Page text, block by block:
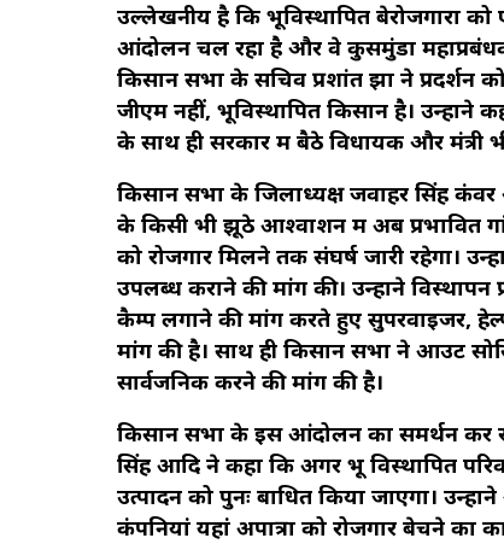
उल्लेखनीय है कि भूविस्थापित बेरोजगारों
आंदोलन चल रहा है और वे कुसमुंडा
किसान सभा के सचिव प्रशांत झा ने
जीएम नहीं, भूविस्थापित किसान है।
के साथ ही सरकार में बैठे विधायक और मंत्री
किसान सभा के जिलाध्यक्ष जवाहर सिंह
के किसी भी झूठे आश्वाशन में अब प्रभावित
को रोजगार मिलने तक संघर्ष जारी रहेगा।
उपलब्ध कराने की मांग की। उन्होंने विस्थापन
कैम्प लगाने की मांग करते हुए सुपरवाइजर,
मांग की है। साथ ही किसान सभा ने आउट
सार्वजनिक करने की मांग की है।
किसान सभा के इस आंदोलन का समर्थन कर
सिंह आदि ने कहा कि अगर भू विस्थापित
उत्पादन को पुनः बाधित किया जाएगा।
कंपनियां यहां अपात्रों को रोजगार बेचने